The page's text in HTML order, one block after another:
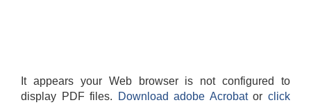
It appears your Web browser is not configured to
display PDF files.
Download adobe Acrobatorclick